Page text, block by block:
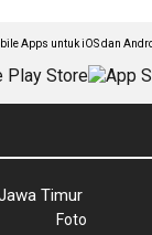
Apps untuk iOS dan
Timur
Foto